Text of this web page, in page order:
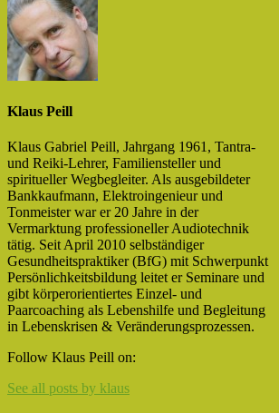
Klaus Peill
Klaus Gabriel Peill, Jahrgang 1961, Tantra-
und Reiki-Lehrer, Familiensteller und
spiritueller Wegbegleiter. Als ausgebildeter
Bankkaufmann, Elektroingenieur und
Tonmeister war er 20 Jahre in der
Vermarktung professioneller Audiotechnik
tätig. Seit April 2010 selbständiger
Gesundheitspraktiker (BfG) mit Schwerpunkt
Persönlichkeitsbildung leitet er Seminare und
gibt körperorientiertes Einzel- und
Paarcoaching als Lebenshilfe und Begleitung
in Lebenskrisen & Veränderungsprozessen.
Follow Klaus Peill on:
See all posts by klaus